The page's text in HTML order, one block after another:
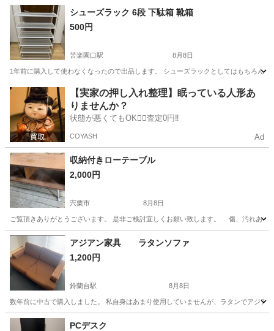
兵庫 尼崎市 ソファ シューズラック 6段 下駄箱 靴箱
500円
苦楽園口駅 8月8日
1年前に購入して使わなくなったので出品します。 シューズラックとしてはもちろん
兵庫 西宮市 苦楽園口駅 収納家具
【実家の押し入れ整理】眠っている人形あ
りませんか？
状態が悪くてもOK🙆‍♀️査定0円‼️
COYASH Ad
収納付きローテーブル
2,000円
宍粟市 8月8日
ご覧頂きありがとうございます。 是非ご検討宜しくお願い致します。 傷、汚れあ
兵庫 宍粟市 テーブル リメイク
アジアン家具 ラタンソファ
1,200円
鈴蘭台駅 8月8日
数年前に中古で購入しました。 私自身はあまり使用していませんが、ラタンでアジ
兵庫 神戸市 鈴蘭台駅
PCデスク